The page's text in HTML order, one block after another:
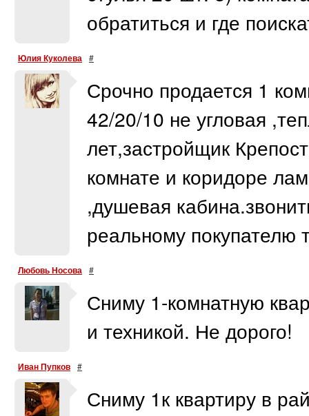
обратиться и где
Юлия Куколева #
Срочно продается 1
42/20/10 не угловая
лет,застройщик
комнате и коридоре
,душевая
реальному покупателю
Любовь Носова #
Сниму 1-комнатную
и техникой. Не дорого!
Иван Пупков #
Сниму 1к квартиру в